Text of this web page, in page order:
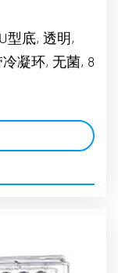
型底, 透明,
凝环, 无菌, 8